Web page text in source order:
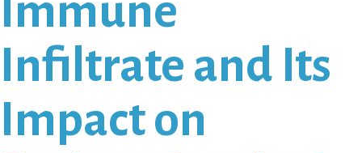
Infiltrate and Its
Impact on